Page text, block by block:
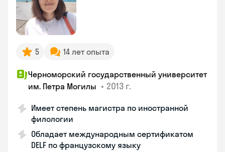
5 14 лет опыта
Черноморский государственный университет
им. Петра Могилы • 2013 г.
Имеет степень магистра по иностранной
филологии
Обладает международным сертификатом
DELF по французскому языку